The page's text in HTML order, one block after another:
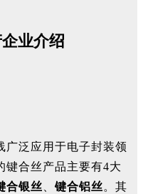
业介绍
广泛应用于电子封装领
键合丝产品主要有4大
合银丝 键合铝丝。 其